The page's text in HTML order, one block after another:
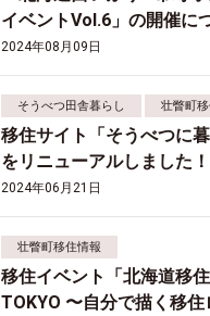
イベントVol.6」の開催に
2024年08月09日
そうべつ田舎暮らし 壮瞥町
移住サイト「そうべつに
をリニューアルしました！
2024年06月21日
壮瞥町移住情報
移住イベント「北海道移
TOKYO 〜自分で描く移住